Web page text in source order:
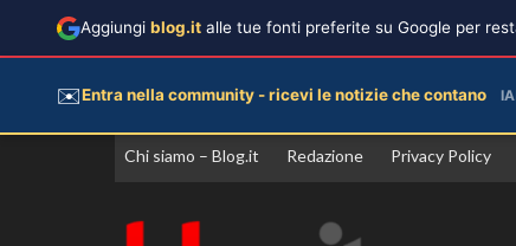
Vai
Chi siamo – Blog.it Redazione Privacy Policy
Aggiungi blog.it alle tue fonti preferite su Google per
✉️Entra nella community - ricevi le notizie che contano IA